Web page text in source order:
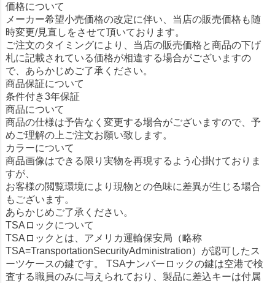
価格について
メーカー希望小売価格の改定に伴い、当店の販売価格も随
時変更/見直しをさせて頂いております。
ご注文のタイミングにより、当店の販売価格と商品の下げ
札に記載されている価格が相違する場合がございますの
で、あらかじめご了承ください。
商品保証について
条件付き3年保証
商品について
商品の仕様は予告なく変更する場合がございますので、予
めご理解の上ご注文お願い致します。
カラーについて
商品画像はできる限り実物を再現するよう心掛けておりま
すが、
お客様の閲覧環境により現物との色味に差異が生じる場合
もございます。
あらかじめご了承ください。
TSAロックについて
TSAロックとは、アメリカ運輸保安局（略称
TSA=TransportationSecurityAdministration）が認可したス
ーツケースの鍵です。 TSAナンバーロックの鍵は空港で検
査する職員のみに与えられており、製品に差込キーは付属